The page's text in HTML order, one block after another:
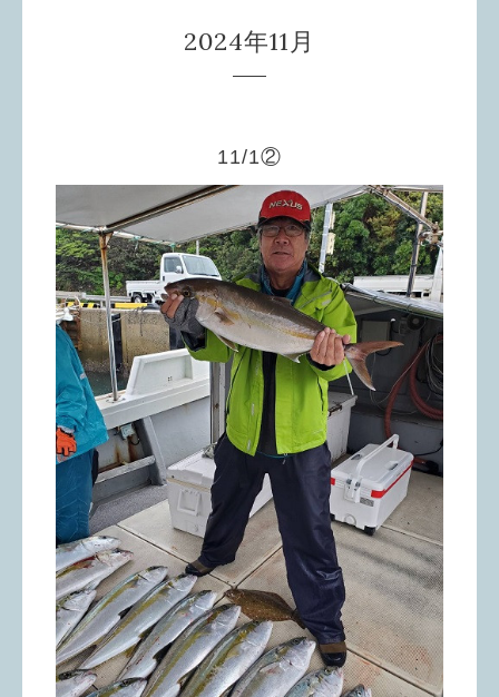
2024年11月
11/1②